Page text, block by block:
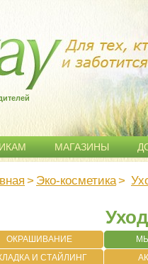
МАГАЗИНЫ
> Эко-косметика>
ОКРАШИВАНИЕ
И СТАЙЛИНГ